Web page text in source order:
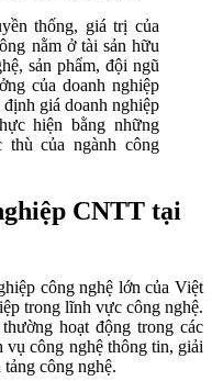
thống, giá trị của
nằm ở tài sản hữu
sản phẩm, đội ngũ
của doanh nghiệp
giá doanh nghiệp
hiện bằng những
thù của ngành công
CNTT tại
công nghệ lớn của Việt
trong lĩnh vực công nghệ.
hoạt động trong các
công nghệ thông tin, giải
công nghệ.